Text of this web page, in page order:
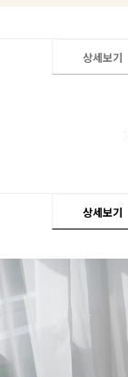
상세보기
상세보기